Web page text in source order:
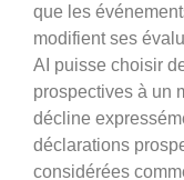
que les
modifient ses
AI puisse choisir
prospectives à un
décline
déclarations
considérées